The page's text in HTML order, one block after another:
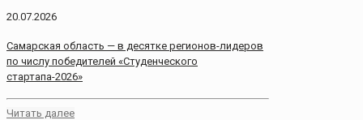
20.07.2026
Самарская область — в десятке регионов-лидеров
по числу победителей «Студенческого
стартапа-2026»
Читать далее